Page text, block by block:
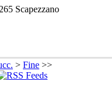
Scapezzano
> Fine >>